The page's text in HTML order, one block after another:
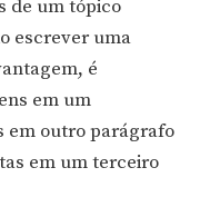
de um tópico
escrever uma
é
em um
em outro parágrafo
em um terceiro